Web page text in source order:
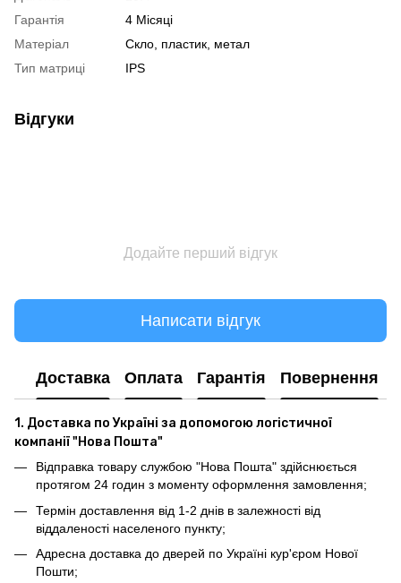
Гарантія
4 Місяці
Матеріал
Скло, пластик, метал
Тип матриці
IPS
Відгуки
Додайте перший відгук
Написати відгук
Доставка Оплата Гарантія Повернення
1. Доставка по Україні за допомогою логістичної
компанії "Нова Пошта"
Відправка товару службою "Нова Пошта" здійснюється
протягом 24 годин з моменту оформлення замовлення;
Термін доставлення від 1-2 днів в залежності від
віддаленості населеного пункту;
Адресна доставка до дверей по Україні кур'єром Нової
Пошти;